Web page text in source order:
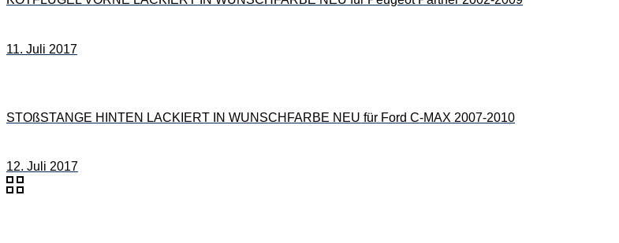
11. Juli 2017
STOßSTANGE HINTEN LACKIERT IN WUNSCHFARBE NEU für Ford C-MAX 2007-2010
12. Juli 2017